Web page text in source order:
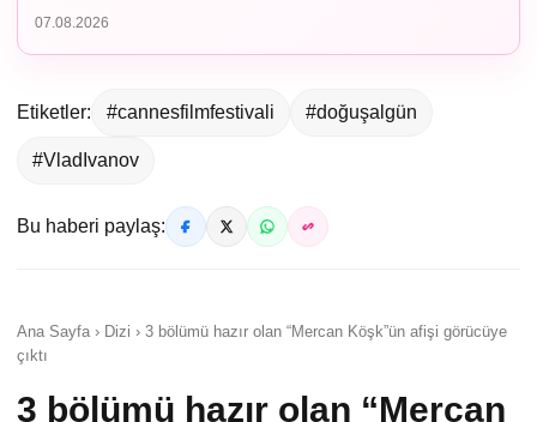
07.08.2026
Etiketler: #cannesfilmfestivali #doğuşalgün
#VladIvanov
Bu haberi paylaş:
Ana Sayfa › Dizi › 3 bölümü hazır olan “Mercan Köşk”ün afişi görücüye
çıktı
3 bölümü hazır olan “Mercan